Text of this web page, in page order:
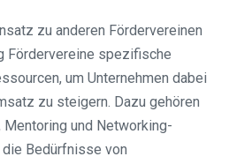
zu anderen Fördervereinen
Fördervereine spezifische
um Unternehmen dabei
zu steigern. Dazu gehören
Mentoring und Networking-
Bedürfnisse von